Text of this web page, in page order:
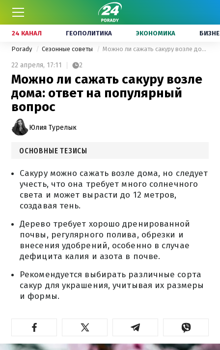
24 КАНАЛ ГЕОПОЛИТИКА ЭКОНОМИКА
Porady Сезонные советы Можно ли сажать сакуру возле дома: ответ на популярный вопрос
22 апреля, 17:11 2
Можно ли сажать сакуру возле
дома: ответ на популярный
вопрос
Юлия Турелык
ОСНОВНЫЕ ТЕЗИСЫ
Сакуру можно сажать возле дома, но следует
учесть, что она требует много солнечного
света и может вырасти до 12 метров,
создавая тень.
Дерево требует хорошо дренированной
почвы, регулярного полива, обрезки и
внесения удобрений, особенно в случае
дефицита калия и азота в почве.
Рекомендуется выбирать различные сорта
сакур для украшения, учитывая их размеры
и формы.